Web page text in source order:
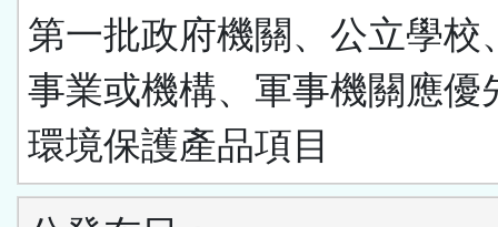
第一批政府機關、公立學校
事業或機構、軍事機關應優
環境保護產品項目